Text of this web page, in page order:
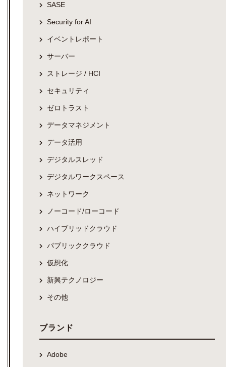
SASE
Security for AI
イベントレポート
サーバー
ストレージ / HCI
セキュリティ
ゼロトラスト
データマネジメント
データ活用
デジタルスレッド
デジタルワークスペース
ネットワーク
ノーコード/ローコード
ハイブリッドクラウド
パブリッククラウド
仮想化
新興テクノロジー
その他
ブランド
Adobe